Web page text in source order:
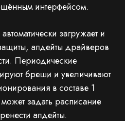
интерфейсом.
загружает и
апдейты драйверов
Периодические
бреши и увеличивают
в составе 1
задать расписание
апдейты.